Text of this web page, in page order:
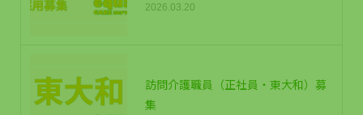
2026.03.20
訪問介護職員（正社員・東大和）募
集